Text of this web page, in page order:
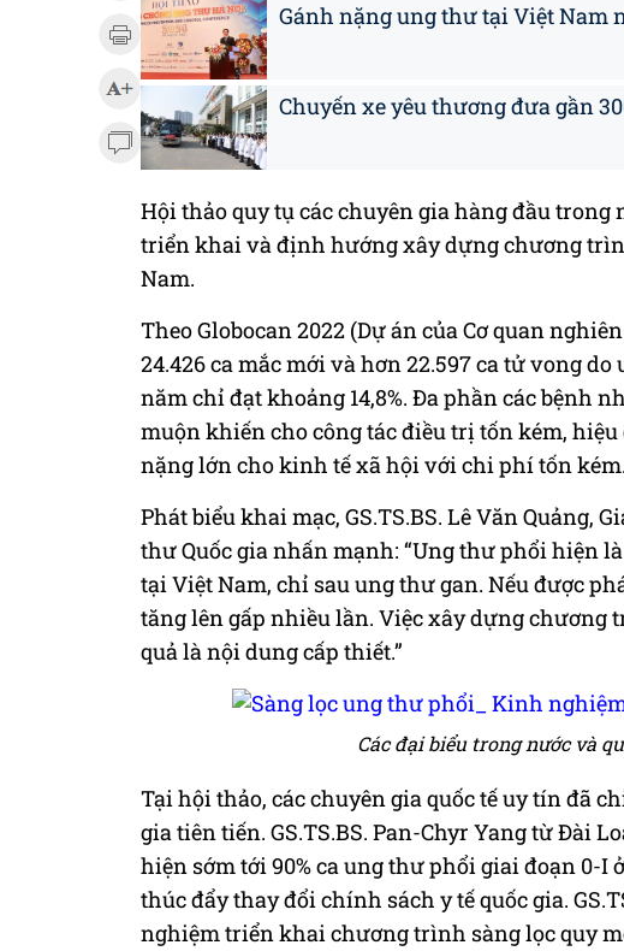
Gánh nặng ung thư tại Việt Nam
Chuyến xe yêu thương đưa gần
Hội thảo quy tụ các chuyên gia hàng đầu
triển khai và định hướng xây dựng chương
Nam.
Theo Globocan 2022 (Dự án của Cơ quan
24.426 ca mắc mới và hơn 22.597 ca tử vong
năm chỉ đạt khoảng 14,8%. Đa phần các bệnh
muộn khiến cho công tác điều trị tốn kém, hiệu
nặng lớn cho kinh tế xã hội với chi phí tốn kém.
Phát biểu khai mạc, GS.TS.BS. Lê Văn Quảng,
thư Quốc gia nhấn mạnh: “Ung thư phổi hiện
tại Việt Nam, chỉ sau ung thư gan. Nếu được
tăng lên gấp nhiều lần. Việc xây dựng chương
quả là nội dung cấp thiết.”
Các đại biểu trong nước và
Tại hội thảo, các chuyên gia quốc tế uy tín đã
gia tiên tiến. GS.TS.BS. Pan-Chyr Yang từ Đài
hiện sớm tới 90% ca ung thư phổi giai đoạn 0-
thúc đẩy thay đổi chính sách y tế quốc gia.
nghiệm triển khai chương trình sàng lọc quy